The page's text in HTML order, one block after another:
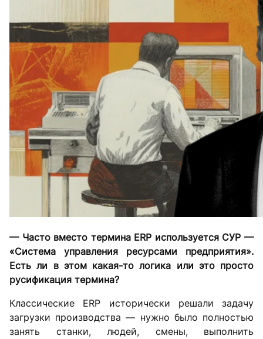
— Часто вместо термина ERP используется СУР —
«Система управления ресурсами предприятия».
Есть ли в этом какая-то логика или это просто
русификация термина?
Классические ERP исторически решали задачу
загрузки производства — нужно было полностью
занять станки, людей, смены, выполнить